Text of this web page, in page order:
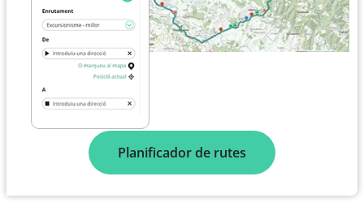
Planificador de rutes